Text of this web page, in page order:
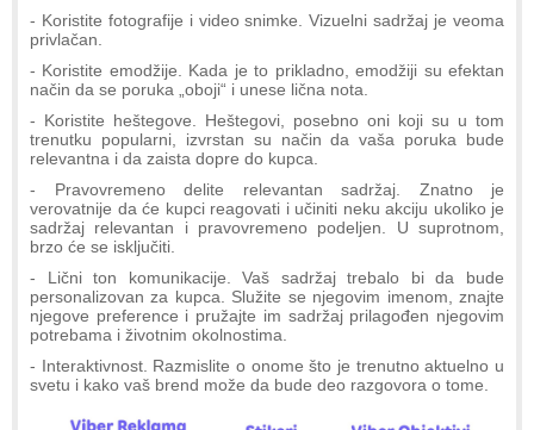
- Koristite fotografije i video snimke. Vizuelni sadržaj je veoma
privlačan.
- Koristite emodžije. Kada je to prikladno, emodžiji su efektan
način da se poruka „oboji“ i unese lična nota.
- Koristite heštegove. Heštegovi, posebno oni koji su u tom
trenutku popularni, izvrstan su način da vaša poruka bude
relevantna i da zaista dopre do kupca.
- Pravovremeno delite relevantan sadržaj. Znatno je
verovatnije da će kupci reagovati i učiniti neku akciju ukoliko je
sadržaj relevantan i pravovremeno podeljen. U suprotnom,
brzo će se isključiti.
- Lični ton komunikacije. Vaš sadržaj trebalo bi da bude
personalizovan za kupca. Služite se njegovim imenom, znajte
njegove preference i pružajte im sadržaj prilagođen njegovim
potrebama i životnim okolnostima.
- Interaktivnost. Razmislite o onome što je trenutno aktuelno u
svetu i kako vaš brend može da bude deo razgovora o tome.